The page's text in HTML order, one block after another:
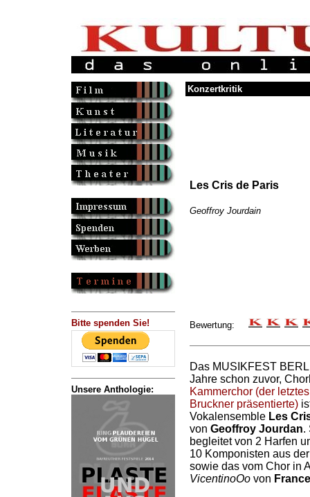
Bitte spenden Sie!
Unsere Anthologie:
Konzertkritik
Les Cris de Paris
Geoffroy Jourdain
Bewertung:
Das MUSIKFEST
Jahre schon zuvor,
Kammerchor (der
Bruckner präsentierte)
Vokalensemble Les
von Geoffroy Jourdan.
begleitet von 2 Harfen
10 Komponisten aus
sowie das vom Chor in
VicentinoOovon